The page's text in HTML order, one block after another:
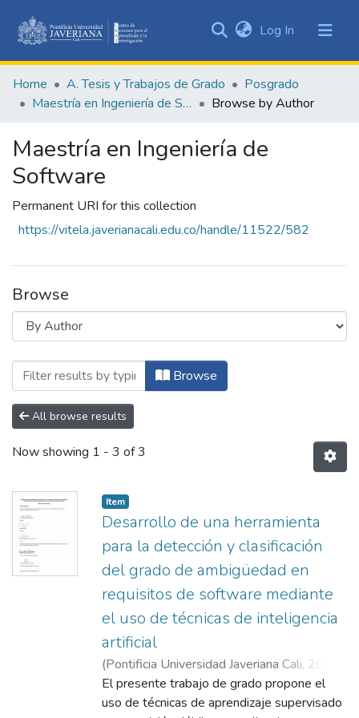
&
Collections
Log In (current)
Home A. Tesis y Trabajos de Grado
Posgrado
Maestría en Ingeniería de Software
Browse by Author
Maestría en Ingeniería de
Software
Permanent URI for this collection
https://vitela.javerianacali.edu.co/handle/11522/582
Browse
Browsing Maestría en Ingeniería de
Browse
All browse results
Now showing 1 - 3 of 3
Item
Desarrollo de una herramienta
para la detección y clasificación
del grado de ambigüedad en
requisitos de software mediante
el uso de técnicas de inteligencia
artificial
(Pontificia Universidad Javeriana Cali, 2021
Nova Sánchez, Edgar Darío;Álvarez Vargas,
Gloria Inés
El presente trabajo de grado propone el
uso de técnicas de aprendizaje supervisado